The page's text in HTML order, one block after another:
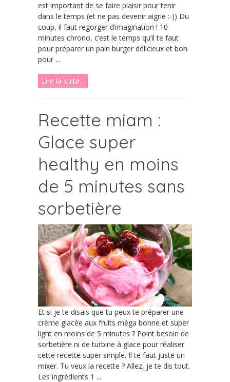
est important de se faire plaisir pour tenir
dans le temps (et ne pas devenir aigrie :-)) Du
coup, il faut regorger d’imagination ! 10
minutes chrono, c’est le temps qu’il te faut
pour préparer un pain burger délicieux et bon
pour ...
Lire la suite...
Recette miam :
Glace super
healthy en moins
de 5 minutes sans
sorbetière
Et si je te disais que tu peux te préparer une
crème glacée aux fruits méga bonne et super
light en moins de 5 minutes ? Point besoin de
sorbetière ni de turbine à glace pour réaliser
cette recette super simple. Il te faut juste un
mixer. Tu veux la recette ? Allez, je te dis tout.
Les ingrédients 1 ...